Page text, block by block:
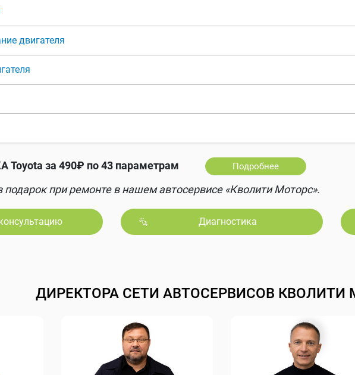
двигателя
за 490₽ по 43 параметрам Подробнее
подарок при ремонте в нашем автосервисе «Кволити Моторс».
Диагностика
ДИРЕКТОРА СЕТИ АВТОСЕРВИСОВ КВОЛИТИ